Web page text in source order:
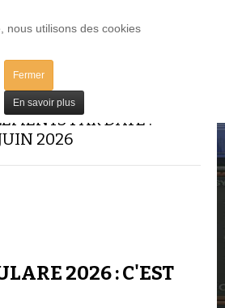
nous utilisons des cookies
Fermer
En savoir plus
LOG IN
PAR DATE :
2026
2026 : C'EST